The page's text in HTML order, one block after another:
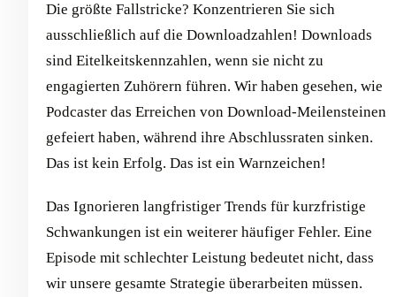
Die größte Fallstricke? Konzentrieren Sie sich
ausschließlich auf die Downloadzahlen! Downloads
sind Eitelkeitskennzahlen, wenn sie nicht zu
engagierten Zuhörern führen. Wir haben gesehen, wie
Podcaster das Erreichen von Download-Meilensteinen
gefeiert haben, während ihre Abschlussraten sinken.
Das ist kein Erfolg. Das ist ein Warnzeichen!
Das Ignorieren langfristiger Trends für kurzfristige
Schwankungen ist ein weiterer häufiger Fehler. Eine
Episode mit schlechter Leistung bedeutet nicht, dass
wir unsere gesamte Strategie überarbeiten müssen.